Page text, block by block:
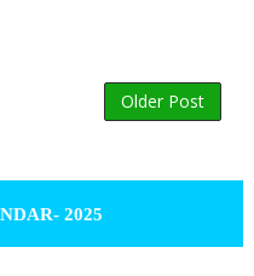
Older Post
2025